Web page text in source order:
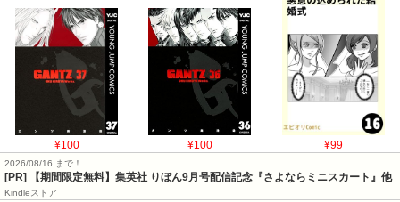
¥100 ¥100 ¥99
2026/08/16 まで！
[PR] 【期間限定無料】集英社 りぼん9月号配信記念『さよならミニスカート』他
Kindleストア